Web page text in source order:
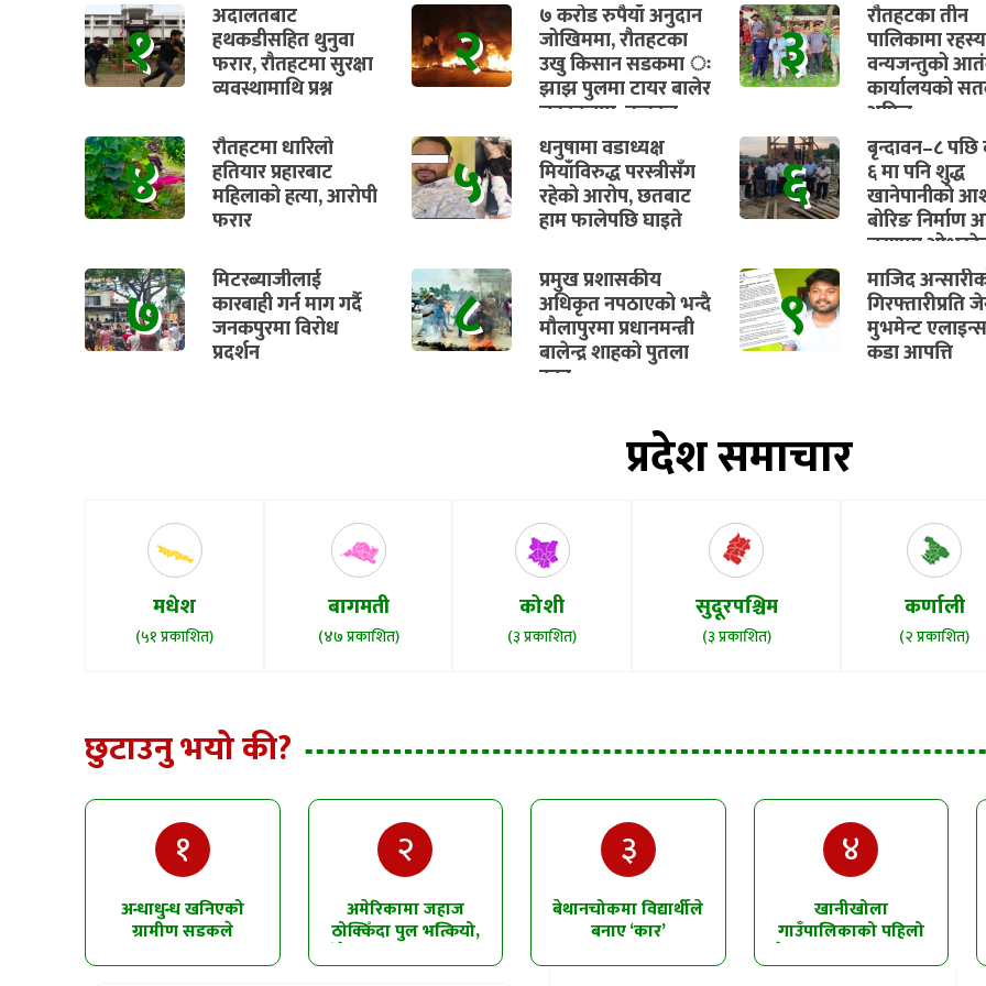
१ अदालतबाट
हथकडीसहित थुनुवा
फरार, रौतहटमा सुरक्षा
व्यवस्थामाथि प्रश्न २ ७ करोड रुपैयाँ अनुदान
जोखिममा, रौतहटका
उखु किसान सडकमा ः
झाझ पुलमा टायर बालेर
चक्काजाम, तत्काल
भुक्तानी सुनिश्चित गर्न
माग
३ रौतहटका तीन
पालिकामा
वन्यजन्तुको
कार्यालयको
अपिल
४ रौतहटमा धारिलो
हतियार प्रहारबाट
महिलाको हत्या, आरोपी
फरार ५ धनुषामा वडाध्यक्ष
मियाँविरुद्ध परस्त्रीसँग
रहेको आरोप, छतबाट
हाम फालेपछि घाइते ६ बृन्दावन–८ पछि
६ मा पनि शुद्ध
खानेपानीको
बोरिङ निर्माण
चरणमा
ट्यांकीको काम
सुरु हुने
७ मिटरब्याजीलाई
कारबाही गर्न माग गर्दै
जनकपुरमा विरोध
प्रदर्शन ८ प्रमुख प्रशासकीय
अधिकृत नपठाएको भन्दै
मौलापुरमा प्रधानमन्त्री
बालेन्द्र शाहको पुतला
दहन
९ माजिद
गिरफ्तारीप्रति
मुभमेन्ट
कडा आपत्ति
प्रदेश समाचार
मधेश
(५१ प्रकाशित)
बागमती
(४७ प्रकाशित)
कोशी
(३ प्रकाशित)
सुदूरपश्चिम
(३ प्रकाशित)
कर्णाली
(२ प्रकाशित)
छुटाउनु भयो की?
१
अन्धाधुन्ध खनिएको
ग्रामीण सडकले
खसेको शंका
२
अमेरिकामा जहाज
ठोक्किँदा पुल भत्कियो,
धेरै सवारीसाधन पानीमा
खसे
३
बेथानचोकमा विद्यार्थीले
बनाए ‘कार’
४
खानीखोला
गाउँपालिकाको पहिलो
त्रैमासिक समीक्षा सम्पन्न